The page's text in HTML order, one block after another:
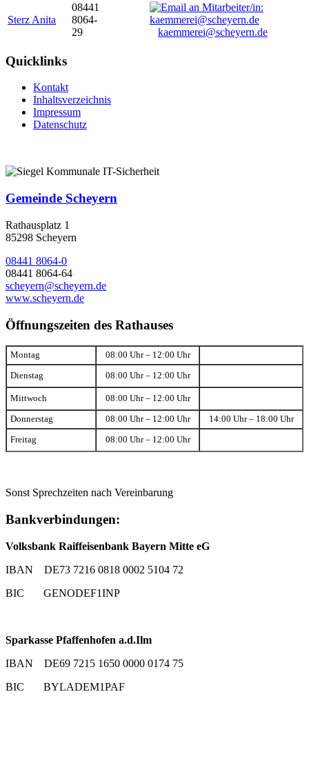
Sterz Anita
08441
8064-
29
kaemmerei@scheyern.de
Quicklinks
Kontakt
Inhaltsverzeichnis
Impressum
Datenschutz
Gemeinde Scheyern
Rathausplatz 1
85298 Scheyern
08441 8064-0
08441 8064-64
scheyern@scheyern.de
www.scheyern.de
Öffnungszeiten des Rathauses
Montag 08:00 Uhr – 12:00 Uhr
Dienstag 08:00 Uhr – 12:00 Uhr
Mittwoch 08:00 Uhr – 12:00 Uhr
Donnerstag 08:00 Uhr – 12:00 Uhr 14:00 Uhr – 18:00 Uhr
Freitag 08:00 Uhr – 12:00 Uhr
Sonst Sprechzeiten nach Vereinbarung
Bankverbindungen:
Volksbank Raiffeisenbank Bayern Mitte eG
IBAN DE73 7216 0818 0002 5104 72
BIC GENODEF1INP
Sparkasse Pfaffenhofen a.d.Ilm
IBAN DE69 7215 1650 0000 0174 75
BIC BYLADEM1PAF